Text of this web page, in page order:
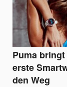
Puma
erste
den Weg